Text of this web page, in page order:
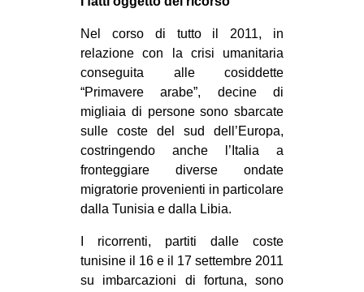
Nel corso di tutto il 2011, in
relazione con la crisi umanitaria
conseguita alle cosiddette
“Primavere arabe”, decine di
migliaia di persone sono sbarcate
sulle coste del sud dell’Europa,
costringendo anche l’Italia a
fronteggiare diverse ondate
migratorie provenienti in particolare
dalla Tunisia e dalla Libia.
I ricorrenti, partiti dalle coste
tunisine il 16 e il 17 settembre 2011
su imbarcazioni di fortuna, sono